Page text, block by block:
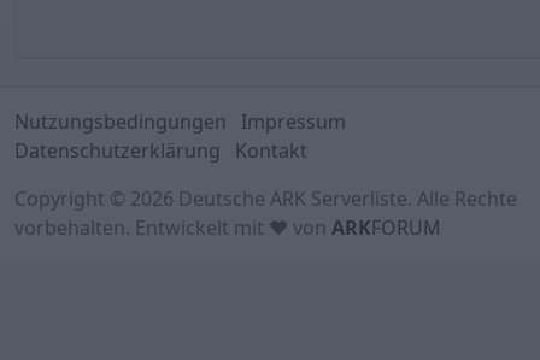
Nutzungsbedingungen
Impressum
Datenschutzerklärung
Kontakt
Copyright © 2026 Deutsche ARK Serverliste. Alle Rechte
vorbehalten. Entwickelt mit ♥ von ARKFORUM